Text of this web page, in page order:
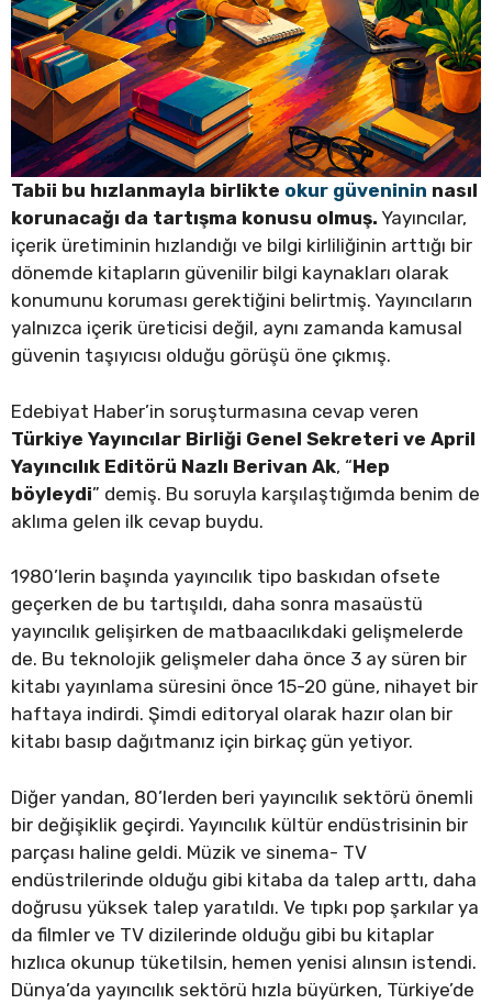
Tabii bu hızlanmayla birlikte okur güveninin nasıl
korunacağı da tartışma konusu olmuş. Yayıncılar,
içerik üretiminin hızlandığı ve bilgi kirliliğinin arttığı bir
dönemde kitapların güvenilir bilgi kaynakları olarak
konumunu koruması gerektiğini belirtmiş. Yayıncıların
yalnızca içerik üreticisi değil, aynı zamanda kamusal
güvenin taşıyıcısı olduğu görüşü öne çıkmış.
Edebiyat Haber’in soruşturmasına cevap veren
Türkiye Yayıncılar Birliği Genel Sekreteri ve April
Yayıncılık Editörü Nazlı Berivan Ak, “Hep
böyleydi” demiş. Bu soruyla karşılaştığımda benim de
aklıma gelen ilk cevap buydu.
1980’lerin başında yayıncılık tipo baskıdan ofsete
geçerken de bu tartışıldı, daha sonra masaüstü
yayıncılık gelişirken de matbaacılıkdaki gelişmelerde
de. Bu teknolojik gelişmeler daha önce 3 ay süren bir
kitabı yayınlama süresini önce 15-20 güne, nihayet bir
haftaya indirdi. Şimdi editoryal olarak hazır olan bir
kitabı basıp dağıtmanız için birkaç gün yetiyor.
Diğer yandan, 80’lerden beri yayıncılık sektörü önemli
bir değişiklik geçirdi. Yayıncılık kültür endüstrisinin bir
parçası haline geldi. Müzik ve sinema- TV
endüstrilerinde olduğu gibi kitaba da talep arttı, daha
doğrusu yüksek talep yaratıldı. Ve tıpkı pop şarkılar ya
da filmler ve TV dizilerinde olduğu gibi bu kitaplar
hızlıca okunup tüketilsin, hemen yenisi alınsın istendi.
Dünya’da yayıncılık sektörü hızla büyürken, Türkiye’de